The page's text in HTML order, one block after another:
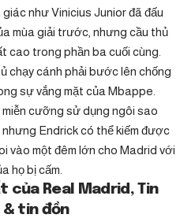
giác như Vinicius Junior đã đấu
mùa giải trước, nhưng cầu thủ
cao trong phần ba cuối cùng.
chạy cánh phải bước lên chống
sự vắng mặt của Mbappe.
cưỡng sử dụng ngôi sao
Endrick có thể kiếm được
vào một đêm lớn cho Madrid với
họ bị cấm.
Real Madrid, Tin
& tin đồn